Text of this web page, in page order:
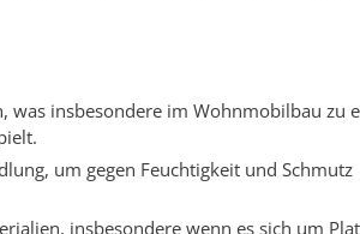
was insbesondere im Wohnmobilbau zu
um gegen Feuchtigkeit und Schmutz
insbesondere wenn es sich um